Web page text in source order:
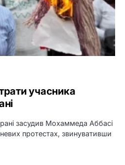
учасника
засудив Мохаммеда Аббасі
протестах, звинувативши